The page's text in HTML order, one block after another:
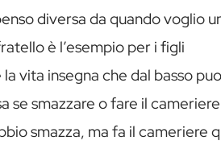
diversa da quando voglio
è l’esempio per i figli
la vita insegna che dal basso
se smazzare o fare il
smazza, ma fa il cameriere